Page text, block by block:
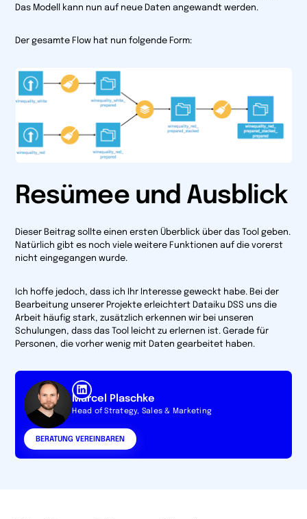
Das Modell kann nun auf neue Daten angewandt werden.
Der gesamte Flow hat nun folgende Form:
Resümee und Ausblick
Dieser Beitrag sollte einen ersten Überblick über das Tool geben.
Natürlich gibt es noch viele weitere Funktionen auf die vorerst
nicht eingegangen wurde.
Ich hoffe jedoch, dass ich Ihr Interesse geweckt habe. Bei der
Bearbeitung unserer Projekte erleichtert Dataiku DSS uns die
Arbeit häufig stark, zusätzlich erkennen wir bei unseren
Schulungen, dass das Tool leicht zu erlernen ist. Gerade für
Personen, die vorher wenig mit Daten gearbeitet haben.
Marcel Plaschke
Head of Strategy, Sales & Marketing
BERATUNG VEREINBAREN